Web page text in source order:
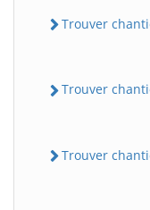
Trouver
Trouver
Trouver